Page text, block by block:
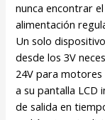
nunca encontrar
alimentación
Un solo
desde los 3V
24V para motores
a su pantalla LCD
de salida en